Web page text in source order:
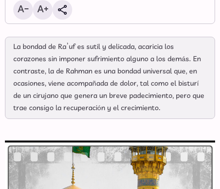
La bondad de Ra’uf es sutil y delicada, acaricia los
corazones sin imponer sufrimiento alguno a los demás. En
contraste, la de Rahman es una bondad universal que, en
ocasiones, viene acompañada de dolor, tal como el bisturí
de un cirujano que genera un breve padecimiento, pero que
trae consigo la recuperación y el crecimiento.